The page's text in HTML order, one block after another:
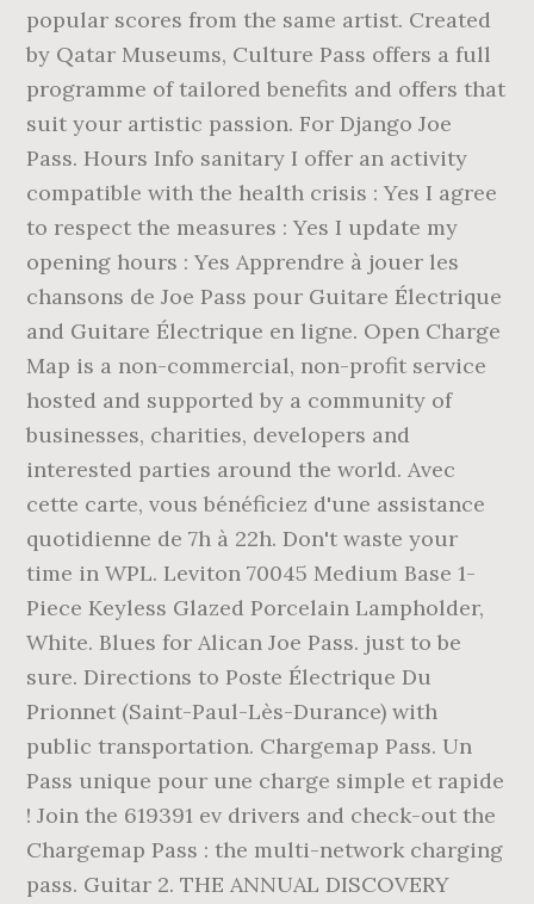
popular scores from the same artist. Created
by Qatar Museums, Culture Pass offers a full
programme of tailored benefits and offers that
suit your artistic passion. For Django Joe
Pass. Hours Info sanitary I offer an activity
compatible with the health crisis : Yes I agree
to respect the measures : Yes I update my
opening hours : Yes Apprendre à jouer les
chansons de Joe Pass pour Guitare Électrique
and Guitare Électrique en ligne. Open Charge
Map is a non-commercial, non-profit service
hosted and supported by a community of
businesses, charities, developers and
interested parties around the world. Avec
cette carte, vous bénéficiez d'une assistance
quotidienne de 7h à 22h. Don't waste your
time in WPL. Leviton 70045 Medium Base 1-
Piece Keyless Glazed Porcelain Lampholder,
White. Blues for Alican Joe Pass. just to be
sure. Directions to Poste Électrique Du
Prionnet (Saint-Paul-Lès-Durance) with
public transportation. Chargemap Pass. Un
Pass unique pour une charge simple et rapide
! Join the 619391 ev drivers and check-out the
Chargemap Pass : the multi-network charging
pass. Guitar 2. THE ANNUAL DISCOVERY